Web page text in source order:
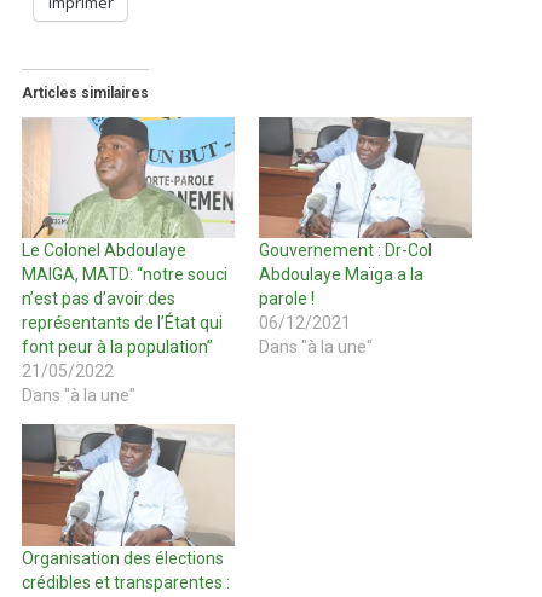
Articles similaires
Le Colonel Abdoulaye
MAIGA, MATD: ‘‘notre souci
n’est pas d’avoir des
représentants de l’État qui
font peur à la population’’
21/05/2022
Dans "à la une"
Gouvernement : Dr-Col
Abdoulaye Maïga a la
parole !
06/12/2021
Dans "à la une"
Organisation des élections
crédibles et transparentes :